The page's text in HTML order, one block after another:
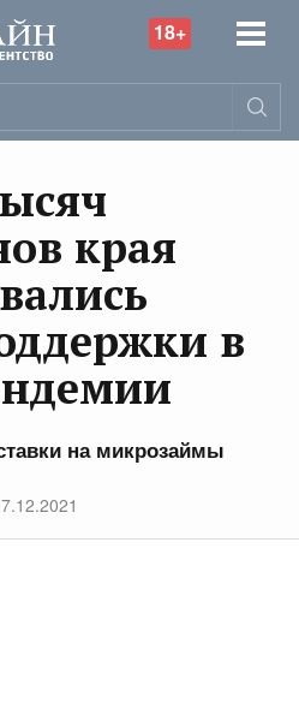
18+
края
в
на микрозаймы